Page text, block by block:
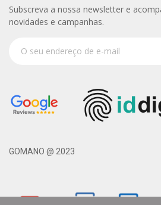
Subscreva a nossa newsletter e
novidades e campanhas.
GOMANO @ 2023